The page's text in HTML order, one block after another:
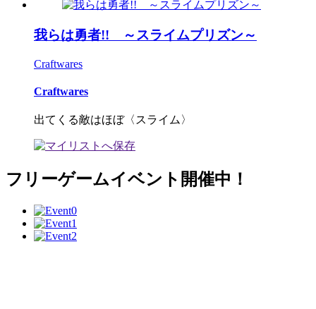
我らは勇者!! ～スライムプリズン～
Craftwares
Craftwares
出てくる敵はほぼ〈スライム〉
フリーゲームイベント開催中！